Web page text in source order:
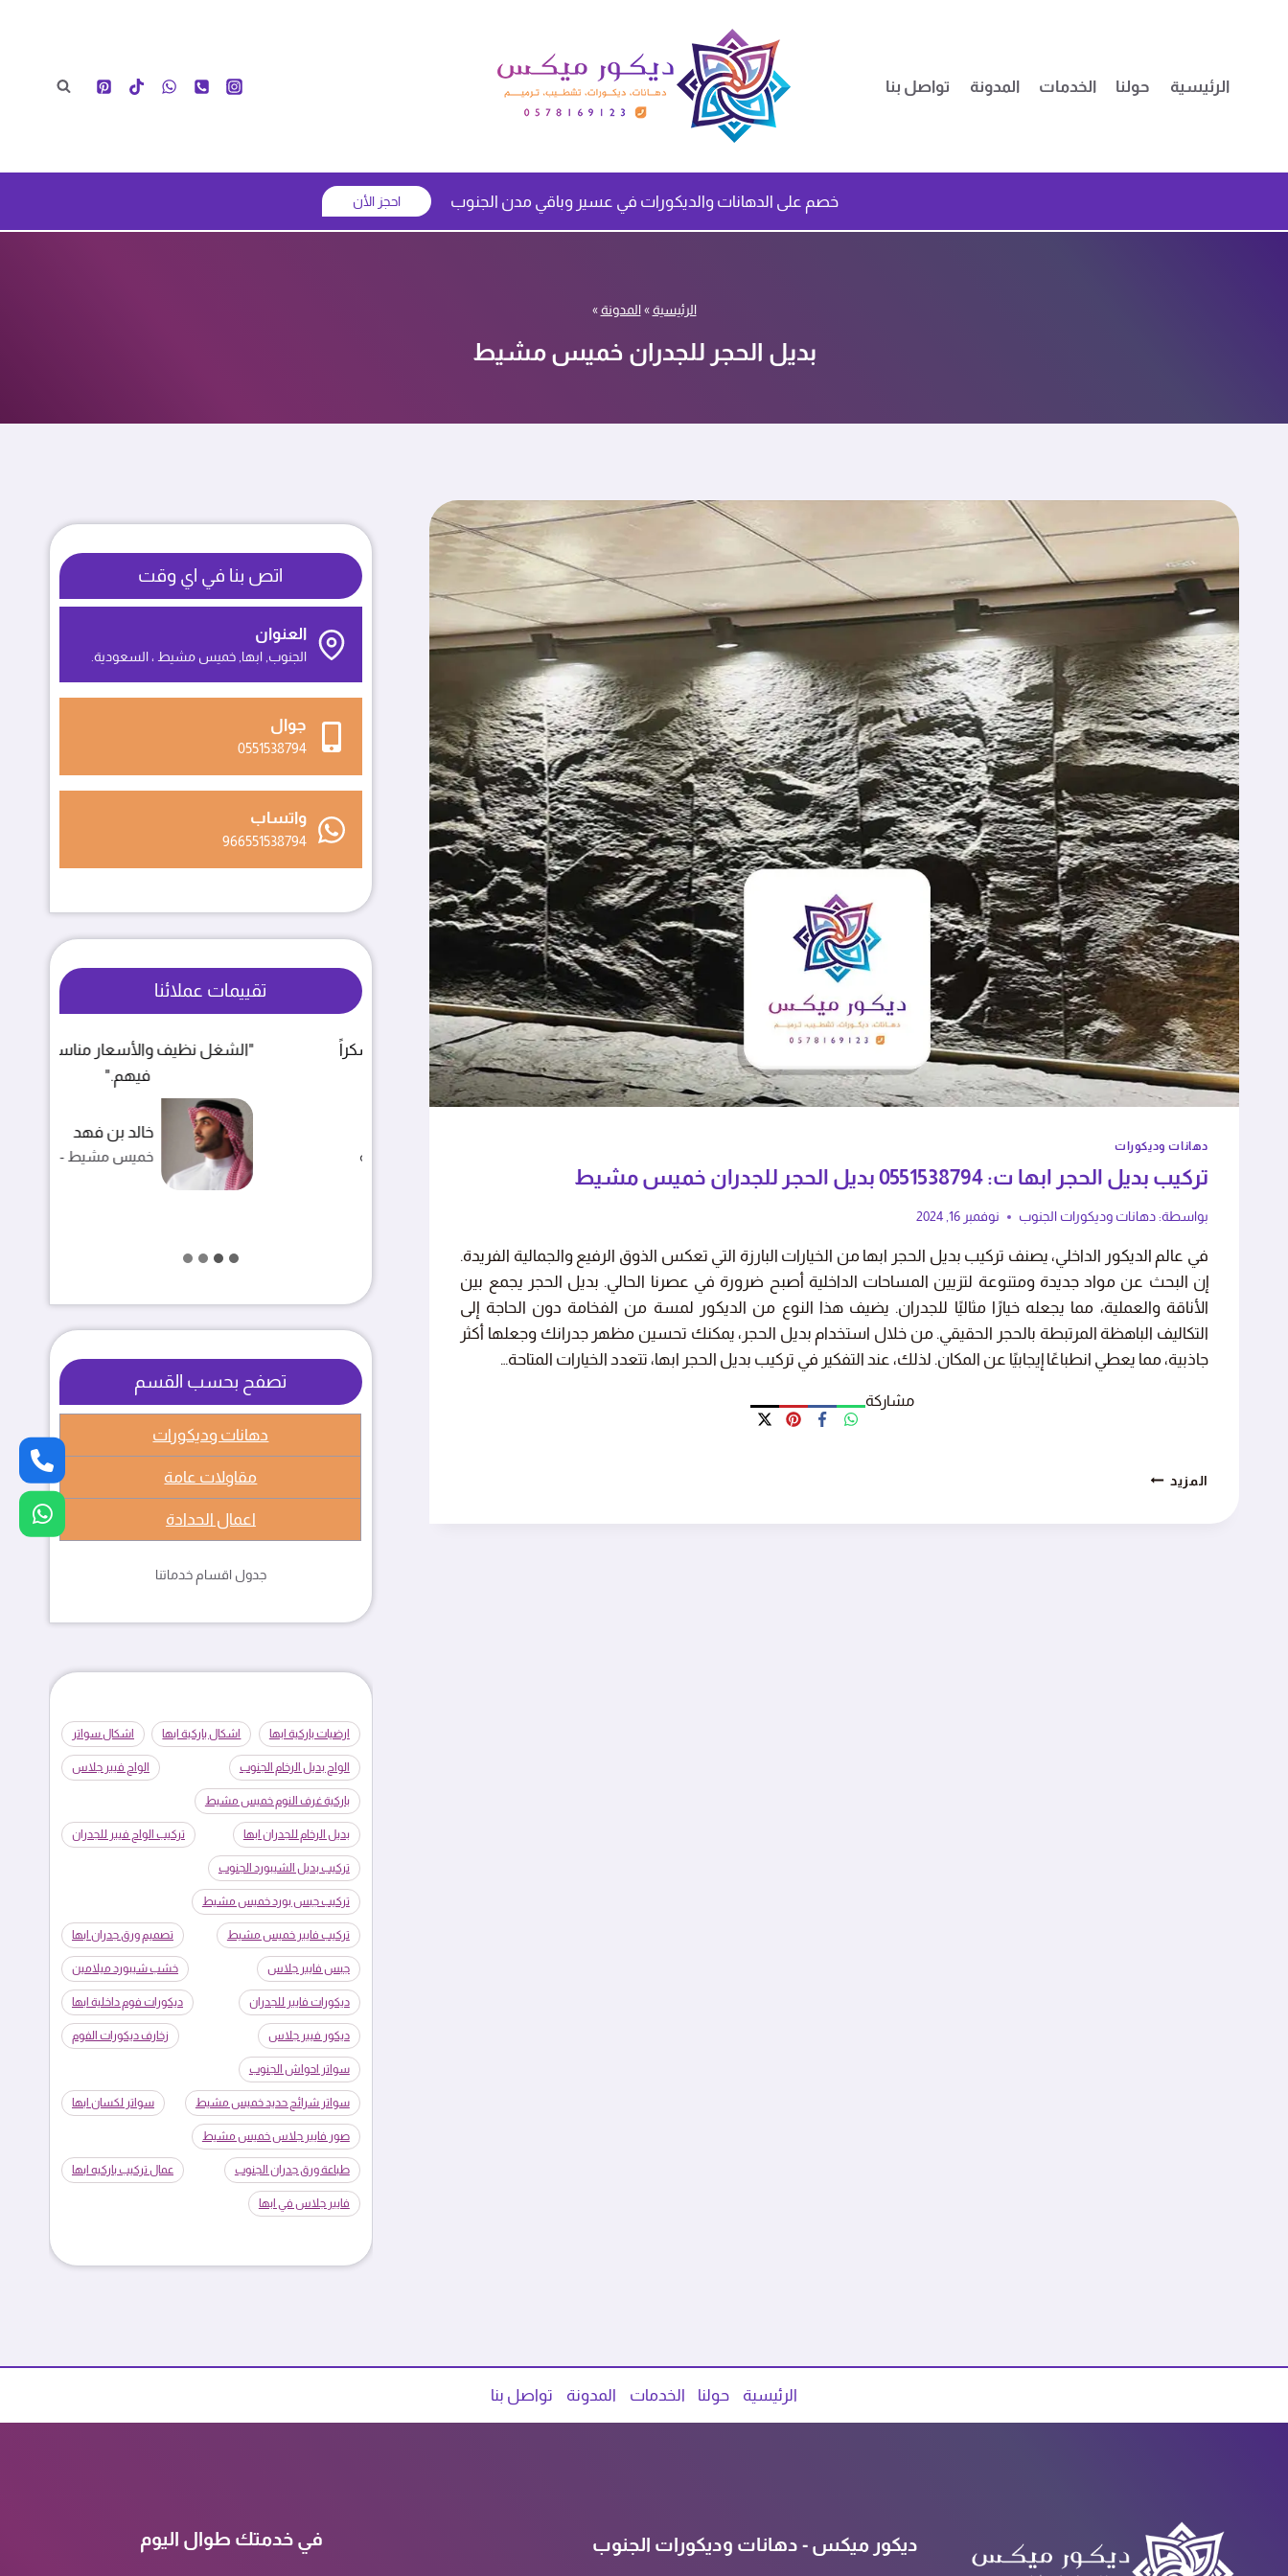
الرئيسية
حولنا الخدمات المدونة تواصل بنا
خصم على الدهانات والديكورات في عسير وباقي مدن الجنوب احجز الأن
الرئيسية»المدونة»
بديل الحجر للجدران خميس مشيط
دهانات وديكورات
تركيب بديل الحجر ابها ت: 0551538794 بديل الحجر للجدران خميس مشيط
بواسطة: دهانات وديكورات الجنوب نوفمبر 16, 2024
في عالم الديكور الداخلي، يصنف تركيب بديل الحجر ابها من الخيارات البارزة التي تعكس الذوق الرفيع والجمالية الفريدة.
إن البحث عن مواد جديدة ومتنوعة لتزيين المساحات الداخلية أصبح ضرورة في عصرنا الحالي. بديل الحجر يجمع بين
الأناقة والعملية، مما يجعله خيارًا مثاليًا للجدران. يضيف هذا النوع من الديكور لمسة من الفخامة دون الحاجة إلى
التكاليف الباهظة المرتبطة بالحجر الحقيقي. من خلال استخدام بديل الحجر، يمكنك تحسين مظهر جدرانك وجعلها أكثر
جاذبية، مما يعطي انطباعًا إيجابيًا عن المكان. لذلك، عند التفكير في تركيب بديل الحجر ابها، تتعدد الخيارات المتاحة…
مشاركة
المزيد تركيب
اتص بنا في اي وقت
العنوان
الجنوب, ابها, خميس مشيط ، السعودية.
جوال
0551538794
واتساب
966551538794
تقييمات عملائنا
مع الأثاث بحذر شديد، الشغل
رائع."
أبها - حي الريان
استجابة سريعة وجودة عالية، أنصح
بهم."
"دهان الشقة كان سريع وممتاز، شكراً
لكم."
"الشغل نظيف والأسعار مناسبة، انصح
خالد بن فهد
خميس مشيط - حي الربوة
تصفح بحسب القسم
دهانات وديكورات
مقاولات عامة
اعمال الحدادة
جدول اقسام خدماتنا
ارضيات باركية ابها اشكال باركية ابها اشكال سواتر
الواح بديل الرخام الجنوب الواح فيبر جلاس
باركية غرف النوم خميس مشيط
بديل الرخام للجدران ابها تركيب الواح فيبر للجدران
تركيب بديل الشيبورد الجنوب
تركيب جبس بورد خميس مشيط
تركيب فايبر خميس مشيط تصميم ورق جدران ابها
جبس فايبر جلاس خشب شيبورد ميلامين
ديكورات فايبر للجدران ديكورات فوم داخلية ابها
ديكور فيبر جلاس زخارف ديكورات الفوم
سواتر احواش الجنوب
سواتر شرائح حديد خميس مشيط سواتر لكسان ابها
صور فايبر جلاس خميس مشيط
طباعة ورق جدران الجنوب عمال تركيب باركيه ابها
فايبر جلاس في ابها
الرئيسية حولنا الخدمات المدونة تواصل بنا
ديكور ميكس - دهانات وديكورات الجنوب في خدمتك طوال اليوم